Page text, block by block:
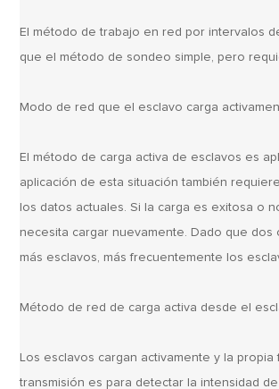
El método de trabajo en red por intervalos
que el método de sondeo simple, pero
Modo de red que el esclavo carga
El método de carga activa de esclavos es
aplicación de esta situación también
los datos actuales. Si la carga es exitosa o
necesita cargar nuevamente. Dado que
más esclavos, más frecuentemente los
Método de red de carga activa desde el
Los esclavos cargan activamente y la
transmisión es para detectar la intensidad